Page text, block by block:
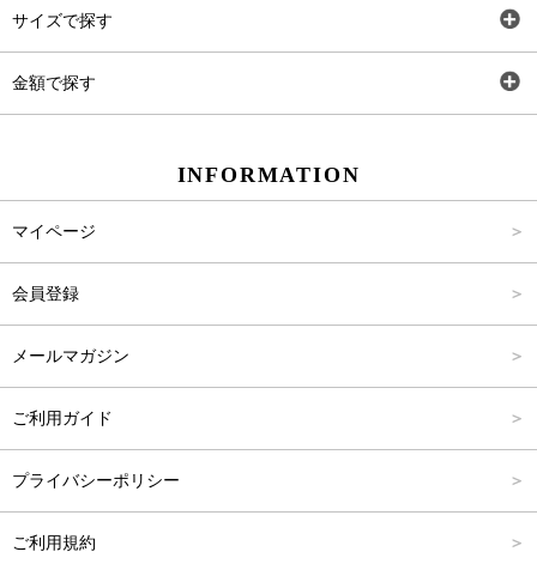
サイズで探す
金額で探す
INFORMATION
マイページ
会員登録
メールマガジン
ご利用ガイド
プライバシーポリシー
ご利用規約